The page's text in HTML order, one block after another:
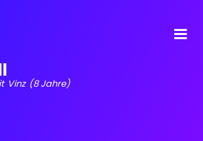
Vinz (8 Jahre)